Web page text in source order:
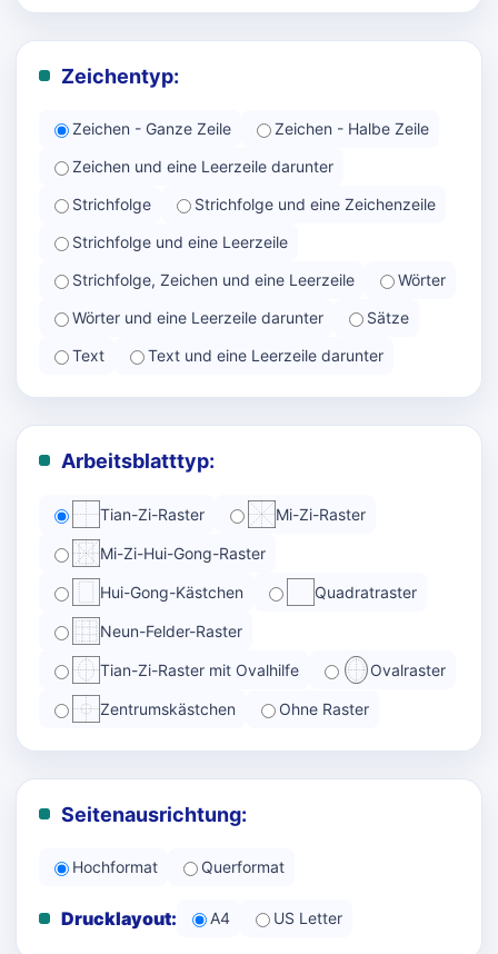
Zeichentyp:
Zeichen - Ganze Zeile
Zeichen - Halbe Zeile
Zeichen und eine Leerzeile darunter
Strichfolge
Strichfolge und eine Zeichenzeile
Strichfolge und eine Leerzeile
Strichfolge, Zeichen und eine Leerzeile
Wörter
Wörter und eine Leerzeile darunter
Sätze
Text
Text und eine Leerzeile darunter
Arbeitsblatttyp:
Tian-Zi-Raster Mi-Zi-Raster
Mi-Zi-Hui-Gong-Raster
Hui-Gong-Kästchen Quadratraster
Neun-Felder-Raster
Tian-Zi-Raster mit Ovalhilfe Ovalraster
Zentrumskästchen Ohne Raster
Seitenausrichtung:
Hochformat Querformat
Drucklayout: A4 US Letter